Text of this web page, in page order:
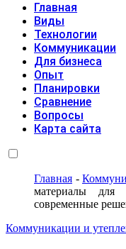
Главная
Виды
Технологии
Коммуникации
Для бизнеса
Опыт
Планировки
Сравнение
Вопросы
Карта сайта
Главная -
материалы для
современные
Коммуникации и